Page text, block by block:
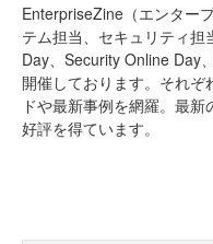
EnterpriseZine（エンター
テム担当、セキュリティ
Day、Security Online Day
開催しております。それ
ドや最新事例を網羅。最新
好評を得ています。